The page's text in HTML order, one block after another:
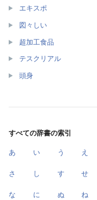
エキスポ
図々しい
超加工食品
テスクリアル
頭身
すべての辞書の索引
あ い う え
さ し す せ
な に ぬ ね